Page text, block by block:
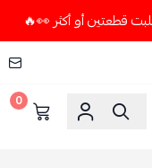
0